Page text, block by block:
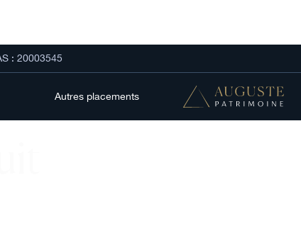
: 20003545
Autres placements